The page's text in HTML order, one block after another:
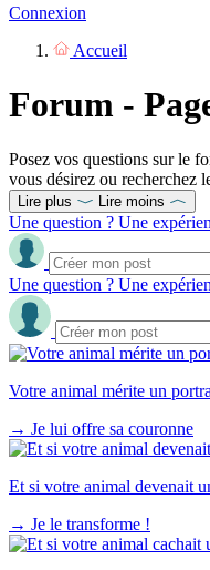
Connexion
Accueil
Forum -
Posez vos questions sur le
vous désirez ou recherchez
Lire plus Lire moins
Une question ? Une
Une question ? Une
Votre animal mérite un
→ Je lui offre sa couronne
Et si votre animal devenait
→ Je le transforme !